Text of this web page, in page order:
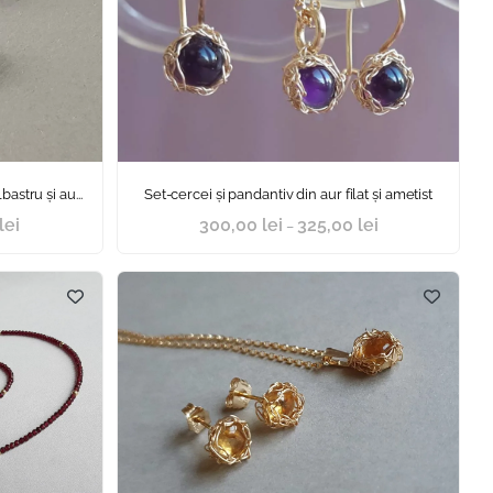
și au...
lei
Set-cercei și pandantiv din aur filat și ametist
300,00 lei – 325,00 lei